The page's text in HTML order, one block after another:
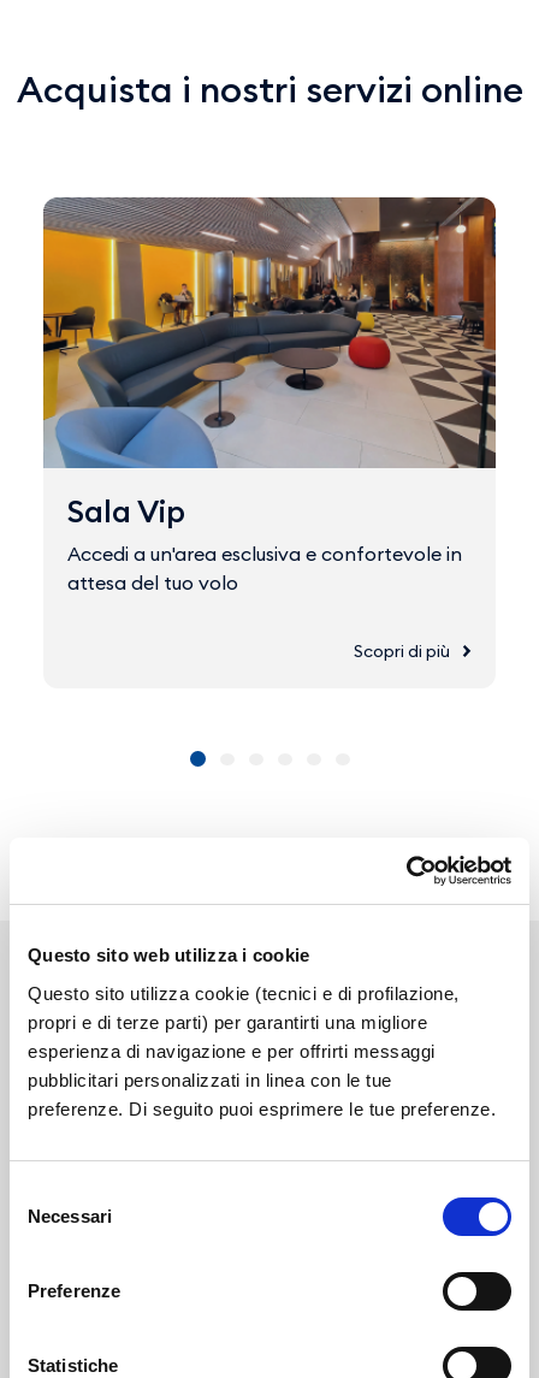
Questo sito web utilizza i cookie
Questo sito utilizza cookie (tecnici e di profilazione,
propri e di terze parti) per garantirti una migliore
esperienza di navigazione e per offrirti messaggi
pubblicitari personalizzati in linea con le tue
preferenze. Di seguito puoi esprimere le tue preferenze.
delNecessari
Preferenze
Statistiche
Acquista i nostri servizi online
Sala Vip
Accedi a un'area esclusiva e confortevole in
attesa del tuo volo
Scopri di più
Link correlati